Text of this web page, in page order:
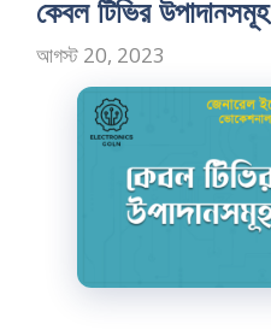
কেবল টিভির উপাদানসমূহ
আগস্ট 20, 2023